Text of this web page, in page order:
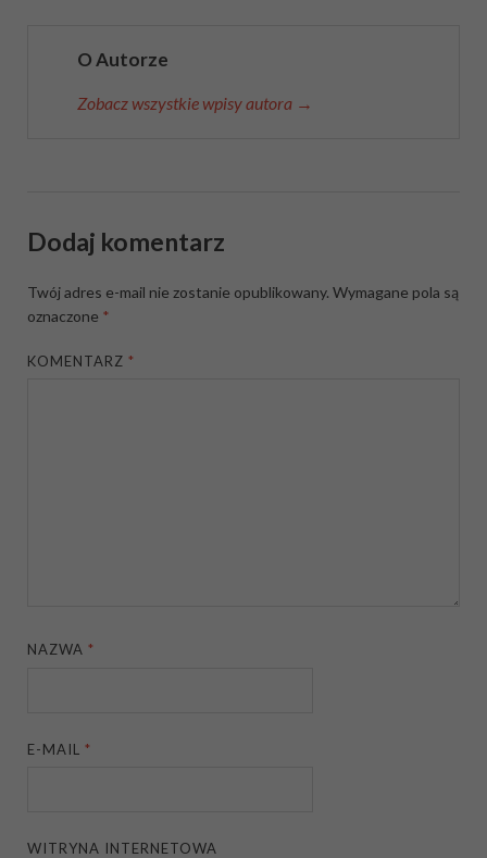
O Autorze
Zobacz wszystkie wpisy autora →
Dodaj komentarz
Twój adres e-mail nie zostanie opublikowany. Wymagane pola są
oznaczone *
KOMENTARZ*
NAZWA*
E-MAIL*
WITRYNA INTERNETOWA